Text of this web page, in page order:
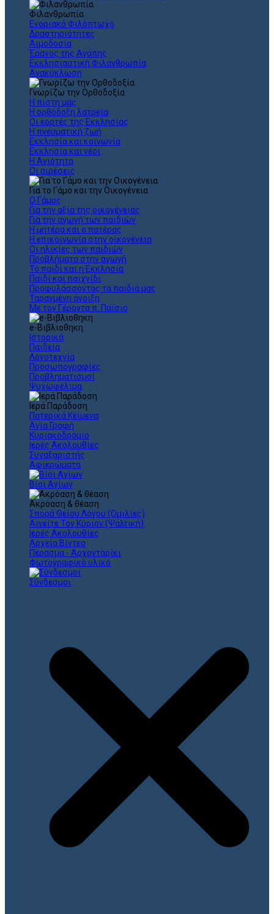
Φιλανθρωπία
Ενοριακό Φιλόπτωχο
Δραστηριότητες
Αιμοδοσία
Έρανος της Αγάπης
Εκκλησιαστική Φιλανθρωπία
Ανακύκλωση
Γνωρίζω την Ορθοδοξία
Η πίστη μας
Η ορθόδοξη λατρεία
Οι εορτές της Εκκλησίας
Η πνευματική ζωή
Εκκλησία και κοινωνία
Εκκλησία και νέοι
Η Αγιότητα
Οι αιρέσεις
Για το Γάμο και την Οικογένεια
Ο Γάμος
Για την αξία της οικογένειας
Για την αγωγή των παιδιών
Η μητέρα και ο πατέρας
Η επικοινωνία στην οικογένεια
Οι ηλικίες των παιδιών
Προβλήματα στην αγωγή
Το παιδί και η Εκκλησία
Παιδί και παιχνίδι
Προφυλάσσοντας τα παιδιά μας
Ταραγμένη άνοιξη
Με τον Γέροντα π. Παϊσιο
e-Βιβλιοθηκη
Ιστορικά
Παιδεία
Λογοτεχνία
Προσωπογραφίες
Προβληματισμοί
Ψυχωφέλιμα
Ιερά Παράδοση
Πατερικά Κείμενα
Αγία Γραφή
Κυριακοδρόμιο
Ιερές Ακολουθίες
Συναξαριστής
Αφιερώματα
Βίοι Αγίων
Ακρόαση & θέαση
Σπορά Θείου Λόγου (Ομιλίες)
Αινείτε Τον Κύριον (Ψαλτική)
Ιερές Ακολουθίες
Αρχεία Βίντεο
Πέρασμα - Αρχονταρίκι
Φωτογραφικό υλικό
Σύνδεσμοι